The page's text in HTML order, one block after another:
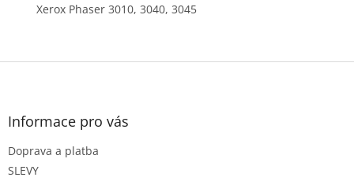
Xerox Phaser 3010, 3040, 3045
Z
Informace pro vás
Doprava a platba
SLEVY